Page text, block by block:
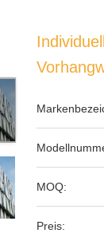
MOQ:
Preis: